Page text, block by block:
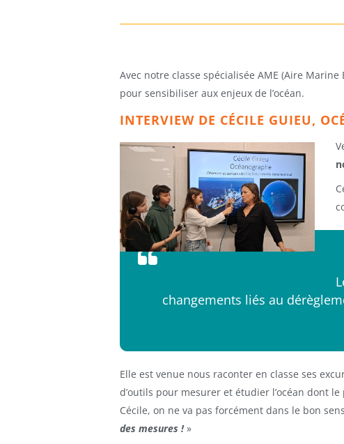
Avec notre classe spécialisée AME (Aire
pour sensibiliser aux enjeux de l’océan.
INTERVIEW DE CÉCILE GUIEU,
changements liés au
Elle est venue nous raconter en classe ses
d’outils pour mesurer et étudier l’océan dont
Cécile, on ne va pas forcément dans le bon
des mesures !»